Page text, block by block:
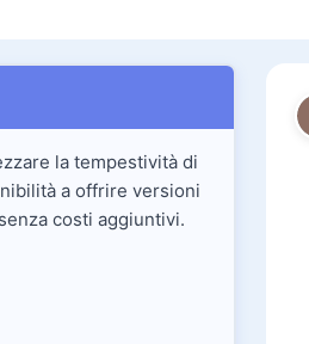
la tempestività di
a offrire versioni
costi aggiuntivi.